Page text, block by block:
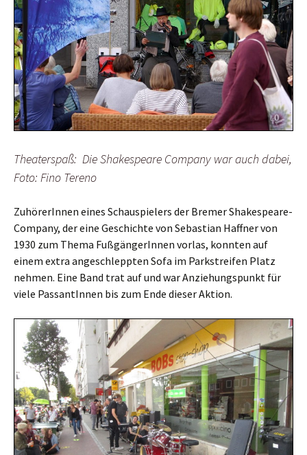
Theaterspaß: Die Shakespeare Company war auch dabei,
Foto: Fino Tereno
ZuhörerInnen eines Schauspielers der Bremer Shakespeare-
Company, der eine Geschichte von Sebastian Haffner von
1930 zum Thema FußgängerInnen vorlas, konnten auf
einem extra angeschleppten Sofa im Parkstreifen Platz
nehmen. Eine Band trat auf und war Anziehungspunkt für
viele PassantInnen bis zum Ende dieser Aktion.